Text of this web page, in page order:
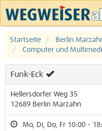
Startseite
Berlin
Computer und
Funk-Eck
Hellersdorfer Weg 35
12689 Berlin Marzahn
Mo, Di, Do, Fr 10:00 -